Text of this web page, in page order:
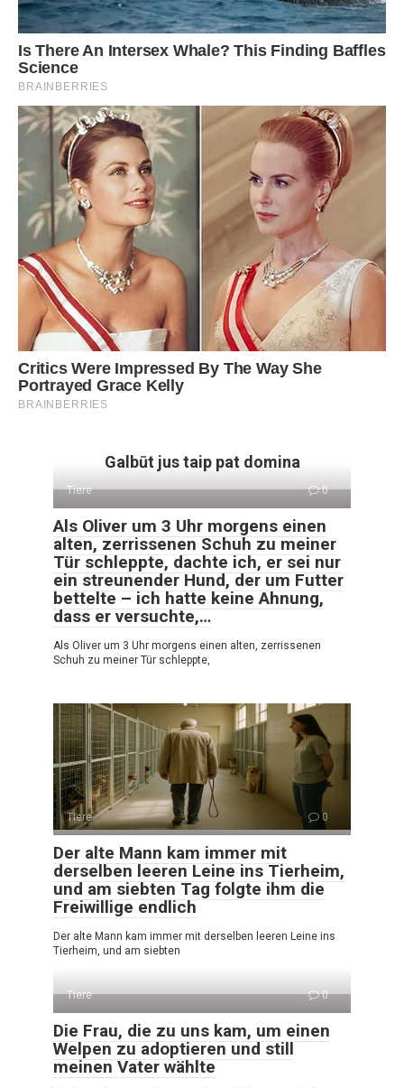
Galbūt jus taip pat domina
Tiere 0
Als Oliver um 3 Uhr morgens einen
alten, zerrissenen Schuh zu meiner
Tür schleppte, dachte ich, er sei nur
ein streunender Hund, der um Futter
bettelte – ich hatte keine Ahnung,
dass er versuchte,…
Als Oliver um 3 Uhr morgens einen alten, zerrissenen
Schuh zu meiner Tür schleppte,
Tiere 0
Der alte Mann kam immer mit
derselben leeren Leine ins Tierheim,
und am siebten Tag folgte ihm die
Freiwillige endlich
Der alte Mann kam immer mit derselben leeren Leine ins
Tierheim, und am siebten
Tiere 0
Die Frau, die zu uns kam, um einen
Welpen zu adoptieren und still
meinen Vater wählte